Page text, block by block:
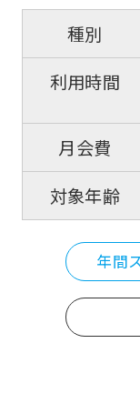
種別
利用時間
月会費
対象年齢
年間